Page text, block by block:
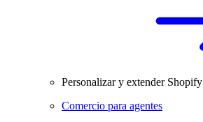
Personalizar y extender Shopify
Comercio para agentes